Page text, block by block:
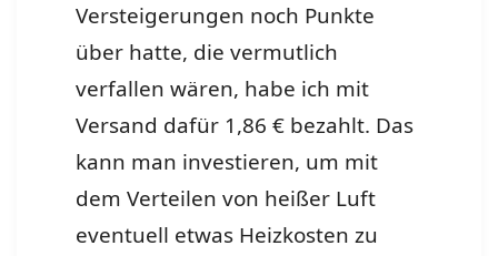
Versteigerungen noch Punkte
über hatte, die vermutlich
verfallen wären, habe ich mit
Versand dafür 1,86 € bezahlt. Das
kann man investieren, um mit
dem Verteilen von heißer Luft
eventuell etwas Heizkosten zu